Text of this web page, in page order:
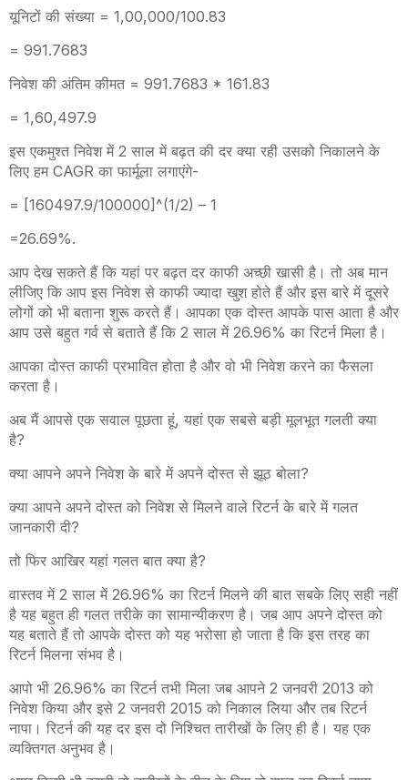
यूनिटों की संख्या = 1,00,000/100.83
= 991.7683
निवेश की अंतिम कीमत = 991.7683 * 161.83
= 1,60,497.9
इस एकमुश्त निवेश में 2 साल में बढ़त की दर क्या रही उसको निकालने के
लिए हम CAGR का फार्मूला लगाएंगे-
= [160497.9/100000]^(1/2) – 1
=26.69%.
आप देख सकते हैं कि यहां पर बढ़त दर काफी अच्छी खासी है। तो अब मान
लीजिए कि आप इस निवेश से काफी ज्यादा खुश होते हैं और इस बारे में दूसरे
लोगों को भी बताना शुरू करते हैं। आपका एक दोस्त आपके पास आता है और
आप उसे बहुत गर्व से बताते हैं कि 2 साल में 26.96% का रिटर्न मिला है।
आपका दोस्त काफी प्रभावित होता है और वो भी निवेश करने का फैसला
करता है।
अब मैं आपसे एक सवाल पूछता हूं, यहां एक सबसे बड़ी मूलभूत गलती क्या
है?
क्या आपने अपने निवेश के बारे में अपने दोस्त से झूठ बोला?
क्या आपने अपने दोस्त को निवेश से मिलने वाले रिटर्न के बारे में गलत
जानकारी दी?
तो फिर आखिर यहां गलत बात क्या है?
वास्तव में 2 साल में 26.96% का रिटर्न मिलने की बात सबके लिए सही नहीं
है यह बहुत ही गलत तरीके का सामान्यीकरण है। जब आप अपने दोस्त को
यह बताते हैं तो आपके दोस्त को यह भरोसा हो जाता है कि इस तरह का
रिटर्न मिलना संभव है।
आपो भी 26.96% का रिटर्न तभी मिला जब आपने 2 जनवरी 2013 को
निवेश किया और इसे 2 जनवरी 2015 को निकाल लिया और तब रिटर्न
नापा। रिटर्न की यह दर इस दो निश्चित तारीखों के लिए ही है। यह एक
व्यक्तिगत अनुभव है।